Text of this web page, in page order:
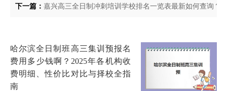
下一篇： 嘉兴高三全日制冲刺培训学校排名一览表最新如何查询？
哈尔滨全日制班高三集训预报名
费用多少钱啊？2025年各机构收
费明细、性价比对比与择校全指
南